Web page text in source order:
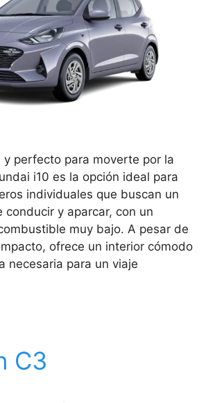
y perfecto para moverte por la
i10 es la opción ideal para
individuales que buscan un
conducir y aparcar, con un
muy bajo. A pesar de
ofrece un interior cómodo
necesaria para un viaje
C3